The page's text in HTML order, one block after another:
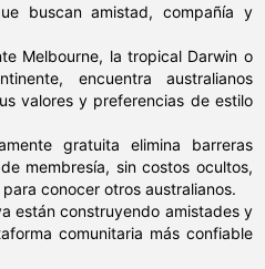
buscan amistad, compañía y
Melbourne, la tropical Darwin o
encuentra australianos
valores y preferencias de estilo
gratuita elimina barreras
membresía, sin costos ocultos,
conocer otros australianos.
están construyendo amistades y
comunitaria más confiable